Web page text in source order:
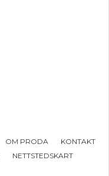
OM PRODA
KONTAKT
NETTSTEDSKART